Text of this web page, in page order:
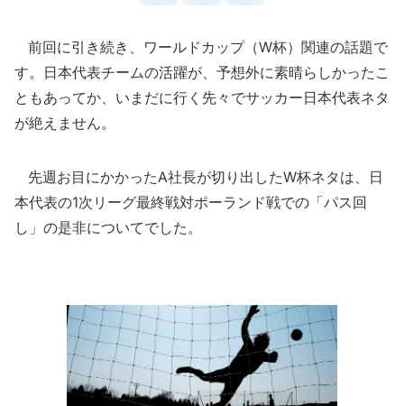
前回に引き続き、ワールドカップ（W杯）関連の話題で
す。日本代表チームの活躍が、予想外に素晴らしかったこ
ともあってか、いまだに行く先々でサッカー日本代表ネタ
が絶えません。
先週お目にかかったA社長が切り出したW杯ネタは、日
本代表の1次リーグ最終戦対ポーランド戦での「パス回
し」の是非についてでした。